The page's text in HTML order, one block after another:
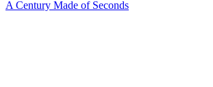
A Century Made of Seconds